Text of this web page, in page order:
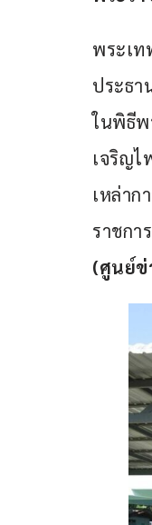
พระเท
ประธา
ในพิธี
เจริญไ
เหล่า
ราชกา
(ศูนย์ข่